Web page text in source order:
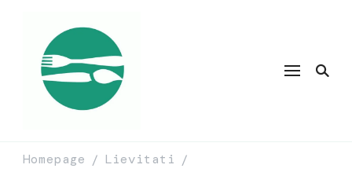
Homepage / Lievitati /